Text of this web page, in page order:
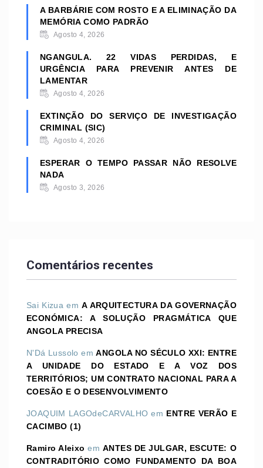
A BARBÁRIE COM ROSTO E A ELIMINAÇÃO DA
MEMÓRIA COMO PADRÃO
Agosto 4, 2026
NGANGULA. 22 VIDAS PERDIDAS, E
URGÊNCIA PARA PREVENIR ANTES DE
LAMENTAR
Agosto 4, 2026
EXTINÇÃO DO SERVIÇO DE INVESTIGAÇÃO
CRIMINAL (SIC)
Agosto 4, 2026
ESPERAR O TEMPO PASSAR NÃO RESOLVE
NADA
Agosto 3, 2026
Comentários recentes
Sai Kizua emA ARQUITECTURA DA GOVERNAÇÃO
ECONÓMICA: A SOLUÇÃO PRAGMÁTICA QUE
ANGOLA PRECISA
N'Dá Lussolo emANGOLA NO SÉCULO XXI: ENTRE
A UNIDADE DO ESTADO E A VOZ DOS
TERRITÓRIOS; UM CONTRATO NACIONAL PARA A
COESÃO E O DESENVOLVIMENTO
JOAQUIM LAGOdeCARVALHO em ENTRE VERÃO E
CACIMBO (1)
Ramiro Aleixo emANTES DE JULGAR, ESCUTE: O
CONTRADITÓRIO COMO FUNDAMENTO DA BOA